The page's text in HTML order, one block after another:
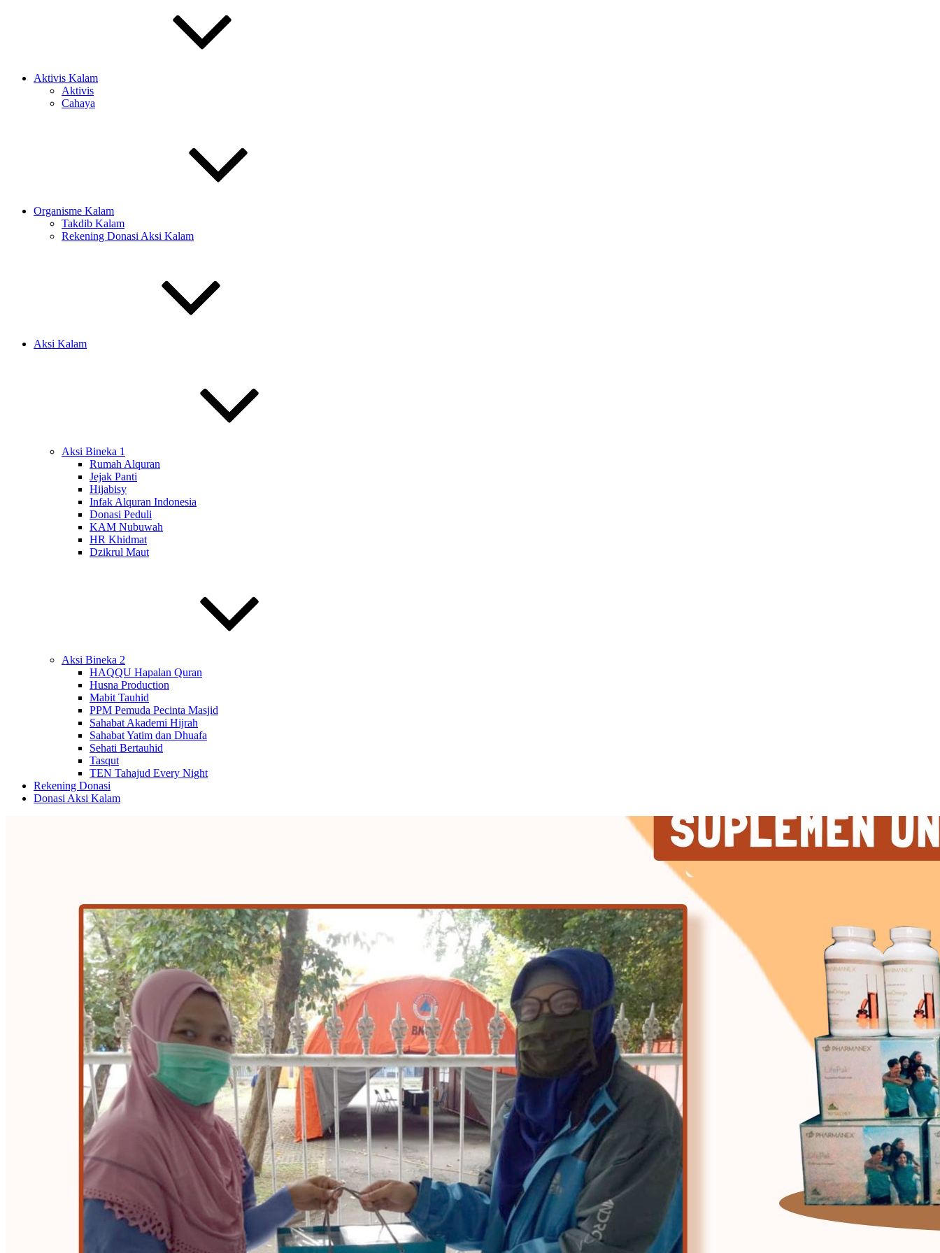
Aktivis Kalam
Aktivis
Cahaya
Organisme Kalam
Takdib Kalam
Rekening Donasi Aksi Kalam
Aksi Kalam
Aksi Bineka 1
Rumah Alquran
Jejak Panti
Hijabisy
Infak Alquran Indonesia
Donasi Peduli
KAM Nubuwah
HR Khidmat
Dzikrul Maut
Aksi Bineka 2
HAQQU Hapalan Quran
Husna Production
Mabit Tauhid
PPM Pemuda Pecinta Masjid
Sahabat Akademi Hijrah
Sahabat Yatim dan Dhuafa
Sehati Bertauhid
Tasqut
TEN Tahajud Every Night
Rekening Donasi
Donasi Aksi Kalam